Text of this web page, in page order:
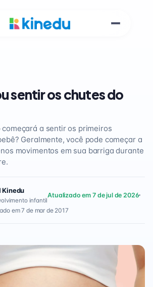
sentir os chutes do
começará a sentir os primeiros
Geralmente, você pode começar a
movimentos em sua barriga durante
Kinedu
infantil
Atualizado em 7 de jul de 2026
em 7 de mar de 2017